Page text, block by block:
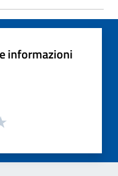
informazioni